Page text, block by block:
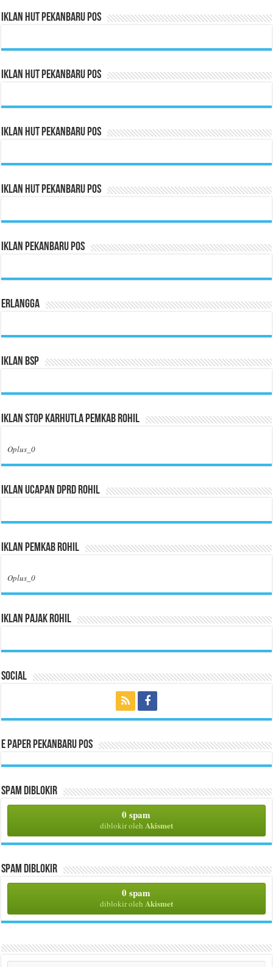
Iklan HUT Pekanbaru Pos
Iklan HUT Pekanbaru Pos
Iklan HUT Pekanbaru Pos
Iklan HUT Pekanbaru Pos
Iklan Pekanbaru Pos
Erlangga
Iklan BSP
Iklan Stop Karhutla Pemkab Rohil
Oplus_0
Iklan Ucapan DPRD Rohil
Iklan Pemkab Rohil
Oplus_0
Iklan Pajak Rohil
Social
E Paper Pekanbaru Pos
Spam Diblokir
0 spam
diblokir oleh Akismet
Spam Diblokir
0 spam
diblokir oleh Akismet